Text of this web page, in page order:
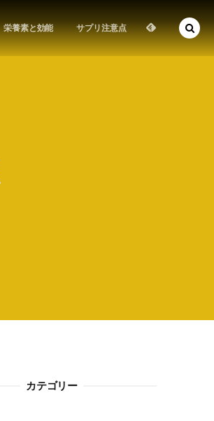
栄養素と効能 サプリ注意点
カテゴリー